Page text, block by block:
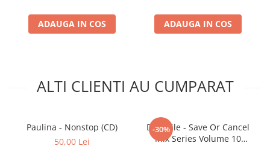
ADAUGA IN COS ADAUGA IN COS
ALTI CLIENTI AU CUMPARAT
Paulina - Nonstop (CD)
50,00 Lei
-30%
DJ Vasile - Save Or Cancel
Mix Series Volume 10